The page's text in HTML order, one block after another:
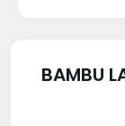
BAMBU